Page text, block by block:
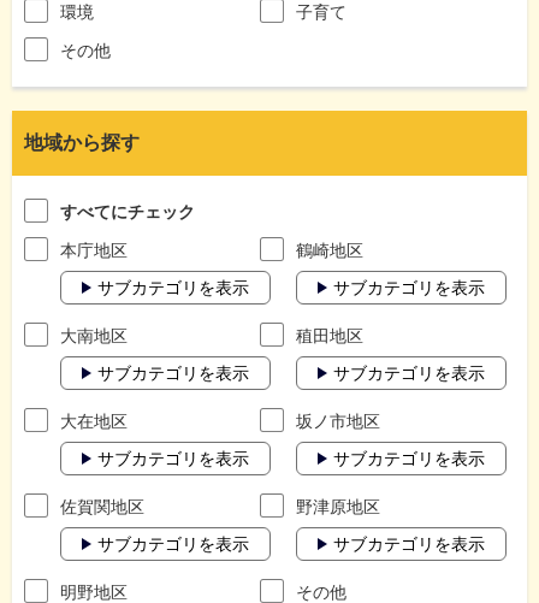
環境
子育て
その他
地域から探す
すべてにチェック
本庁地区
サブカテゴリを表示
鶴崎地区
サブカテゴリを表示
大南地区
サブカテゴリを表示
稙田地区
サブカテゴリを表示
大在地区
サブカテゴリを表示
坂ノ市地区
サブカテゴリを表示
佐賀関地区
サブカテゴリを表示
野津原地区
サブカテゴリを表示
明野地区
その他